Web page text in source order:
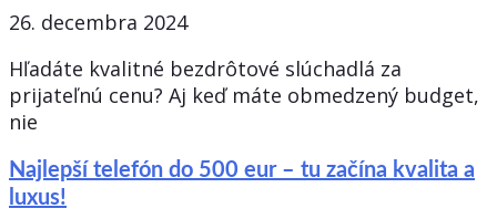
26. decembra 2024
Hľadáte kvalitné bezdrôtové slúchadlá za
prijateľnú cenu? Aj keď máte obmedzený budget,
nie
Najlepší telefón do 500 eur – tu začína kvalita a
luxus!